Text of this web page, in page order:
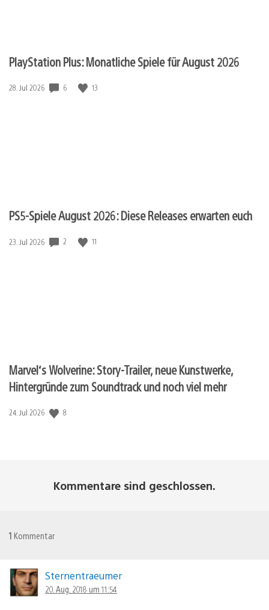
PlayStation Plus: Monatliche Spiele für August 2026
Veröffentlichungsdatum:
28. Jul 2026 6 13
PS5-Spiele August 2026: Diese Releases erwarten euch
Veröffentlichungsdatum:
23. Jul 2026 2 11
Marvel‘s Wolverine: Story-Trailer, neue Kunstwerke,
Hintergründe zum Soundtrack und noch viel mehr
Veröffentlichungsdatum:
24. Jul 2026 8
Kommentare sind geschlossen.
1 Kommentar
Sternentraeumer
20. Aug. 2018 um 11:54